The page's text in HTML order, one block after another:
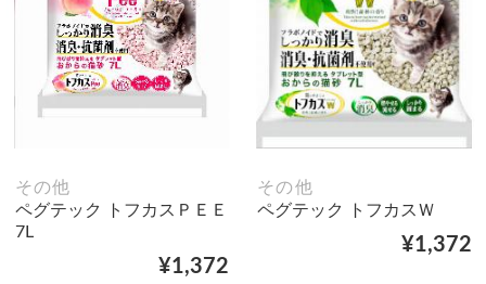
その他
ペグテック トフカスＰＥＥ
7L
¥1,372
その他
ペグテック トフカスＷ
¥1,372